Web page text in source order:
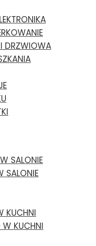
DRZWIOWA
SALONIE
SALONIE
KUCHNI
W KUCHNI